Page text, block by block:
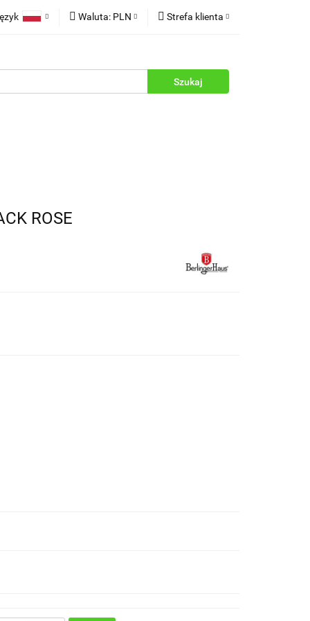
Waluta: PLN Strefa klienta
Zarejestruj się
Dodaj zgłoszenie
ROSE